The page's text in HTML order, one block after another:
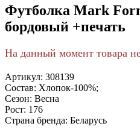
Футболка Mark
бордовый +печать
На данный момент товара
Артикул: 308139
Состав: Хлопок-100%;
Сезон: Весна
Рост: 176
Страна бренда: Беларусь